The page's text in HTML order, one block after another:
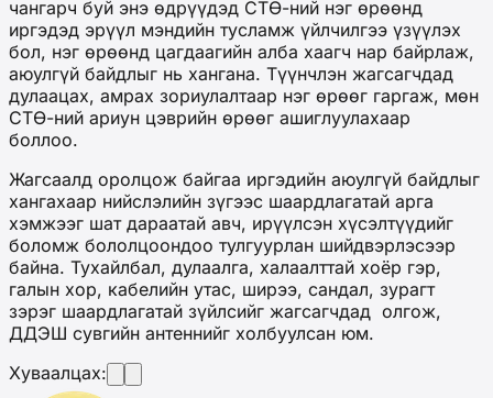
чангарч буй энэ өдрүүдэд СТӨ-ний нэг өрөөнд
иргэдэд эрүүл мэндийн тусламж үйлчилгээ үзүүлэх
бол, нэг өрөөнд цагдаагийн алба хаагч нар байрлаж,
аюулгүй байдлыг нь хангана. Түүнчлэн жагсагчдад
дулаацах, амрах зориулалтаар нэг өрөөг гаргаж, мөн
СТӨ-ний ариун цэврийн өрөөг ашиглуулахаар
боллоо.
Жагсаалд оролцож байгаа иргэдийн аюулгүй байдлыг
хангахаар нийслэлийн зүгээс шаардлагатай арга
хэмжээг шат дараатай авч, ирүүлсэн хүсэлтүүдийг
боломж бололцоондоо тулгуурлан шийдвэрлэсээр
байна. Тухайлбал, дулаалга, халаалттай хоёр гэр,
галын хор, кабелийн утас, ширээ, сандал, зурагт
зэрэг шаардлагатай зүйлсийг жагсагчдад олгож,
ДДЭШ сувгийн антеннийг холбуулсан юм.
Хуваалцах: